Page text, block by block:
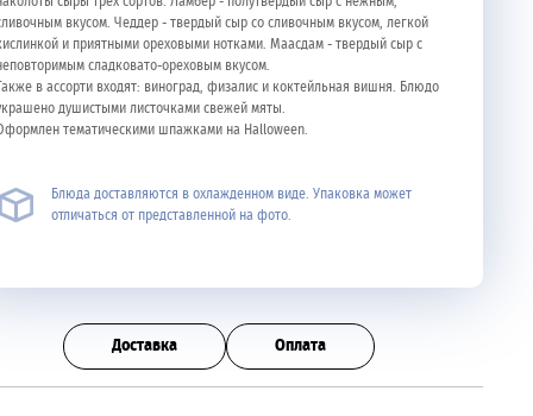
вкусом. Чеддер - твердый сыр со сливочным вкусом, легкой
и приятными ореховыми нотками. Маасдам - твердый сыр с
сладковато-ореховым вкусом.
в ассорти входят: виноград, физалис и коктейльная вишня. Блюдо
душистыми листочками свежей мяты.
тематическими шпажками на Halloween.
Блюда доставляются в охлажденном виде. Упаковка может
отличаться от представленной на фото.
Доставка Оплата